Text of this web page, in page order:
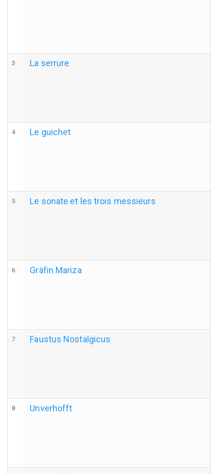
3 La serrure
4 Le guichet
5 Le sonate et les trois messieurs
6 Gräfin Mariza
7 Faustus Nostalgicus
8 Unverhofft